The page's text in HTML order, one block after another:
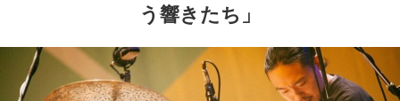
う響きたち」